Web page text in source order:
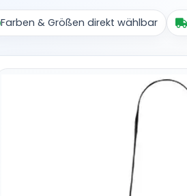
Farben & Größen direkt wählbar